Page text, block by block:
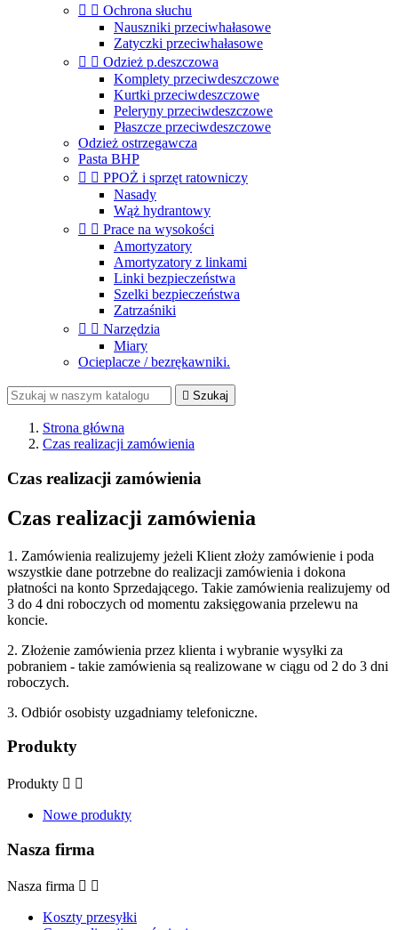
  Ochrona słuchu
Nauszniki przeciwhałasowe
Zatyczki przeciwhałasowe
  Odzież p.deszczowa
Komplety przeciwdeszczowe
Kurtki przeciwdeszczowe
Peleryny przeciwdeszczowe
Płaszcze przeciwdeszczowe
Odzież ostrzegawcza
Pasta BHP
  PPOŻ i sprzęt ratowniczy
Nasady
Wąż hydrantowy
  Prace na wysokości
Amortyzatory
Amortyzatory z linkami
Linki bezpieczeństwa
Szelki bezpieczeństwa
Zatrzaśniki
  Narzędzia
Miary
Ocieplacze / bezrękawniki.
 Szukaj
Strona główna
Czas realizacji zamówienia
Czas realizacji zamówienia
Czas realizacji zamówienia
1. Zamówienia realizujemy jeżeli Klient złoży zamówienie i poda
wszystkie dane potrzebne do realizacji zamówienia i dokona
płatności na konto Sprzedającego. Takie zamówienia realizujemy od
3 do 4 dni roboczych od momentu zaksięgowania przelewu na
koncie.
2. Złożenie zamówienia przez klienta i wybranie wysyłki za
pobraniem - takie zamówienia są realizowane w ciągu od 2 do 3 dni
roboczych.
3. Odbiór osobisty uzgadniamy telefoniczne.
Produkty
Produkty  
Nowe produkty
Nasza firma
Nasza firma  
Koszty przesyłki